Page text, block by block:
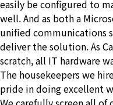
easily be configured to
well. And as both a
unified communications
deliver the solution. As
scratch, all IT hardware
The housekeepers we
pride in doing excellent